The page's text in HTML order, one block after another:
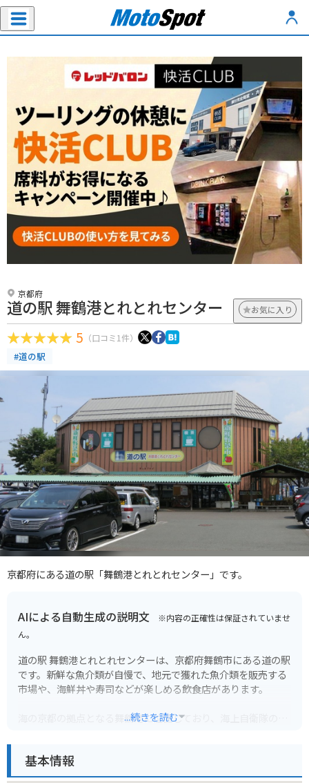
京都府
道の駅 舞鶴港とれとれセンター お気に入り
5 （口コミ1件）
#道の駅
京都府にある道の駅「舞鶴港とれとれセンター」です。
AIによる自動生成の説明文 ※内容の正確性は保証されていませ
ん。
道の駅 舞鶴港とれとれセンターは、京都府舞鶴市にある道の駅
です。新鮮な魚介類が自慢で、地元で獲れた魚介類を販売する
市場や、海鮮丼や寿司などが楽しめる飲食店があります。
海の京都の拠点となる舞鶴港に位置しており、海上自衛隊の艦
バイクで訪れる場合、道の駅には広い駐車場が完備されている
...続きを読む
基本情報